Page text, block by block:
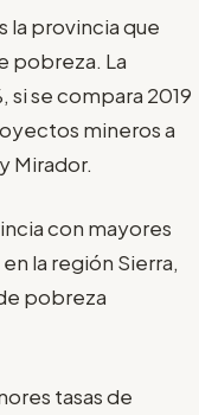
la provincia que
pobreza. La
si se compara 2019
mineros a
Mirador.
con mayores
la región Sierra,
pobreza
tasas de